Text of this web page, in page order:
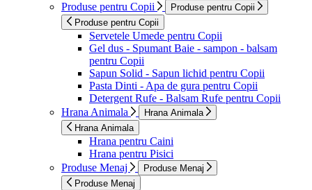
Produse pentru Copii
Produse pentru Copii
Produse pentru Copii
Servetele Umede pentru Copii
Gel dus - Spumant Baie - sampon - balsam
pentru Copii
Sapun Solid - Sapun lichid pentru Copii
Pasta Dinti - Apa de gura pentru Copii
Detergent Rufe - Balsam Rufe pentru Copii
Hrana Animala
Hrana Animala
Hrana Animala
Hrana pentru Caini
Hrana pentru Pisici
Produse Menaj
Produse Menaj
Produse Menaj